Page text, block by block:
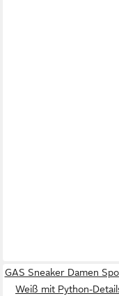
GAS Sneaker Damen
Weiß mit Python-